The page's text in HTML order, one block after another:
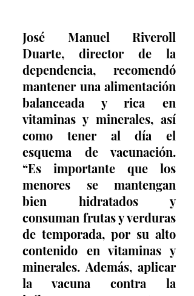
José Manuel Riveroll
Duarte, director de la
dependencia, recomendó
mantener una alimentación
balanceada y rica en
vitaminas y minerales, así
como tener al día el
esquema de vacunación.
“Es importante que los
menores se mantengan
bien hidratados y
consuman frutas y verduras
de temporada, por su alto
contenido en vitaminas y
minerales. Además, aplicar
la vacuna contra la